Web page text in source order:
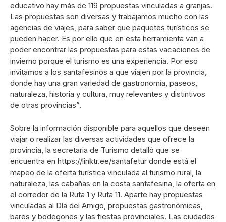
educativo hay más de 119 propuestas vinculadas a granjas.
Las propuestas son diversas y trabajamos mucho con las
agencias de viajes, para saber que paquetes turísticos se
pueden hacer. Es por ello que en esta herramienta van a
poder encontrar las propuestas para estas vacaciones de
invierno porque el turismo es una experiencia. Por eso
invitamos a los santafesinos a que viajen por la provincia,
donde hay una gran variedad de gastronomía, paseos,
naturaleza, historia y cultura, muy relevantes y distintivos
de otras provincias”.
Sobre la información disponible para aquellos que deseen
viajar o realizar las diversas actividades que ofrece la
provincia, la secretaria de Turismo detalló que se
encuentra en https://linktr.ee/santafetur donde está el
mapeo de la oferta turística vinculada al turismo rural, la
naturaleza, las cabañas en la costa santafesina, la oferta en
el corredor de la Ruta 1 y Ruta 11. Aparte hay propuestas
vinculadas al Día del Amigo, propuestas gastronómicas,
bares y bodegones y las fiestas provinciales. Las ciudades